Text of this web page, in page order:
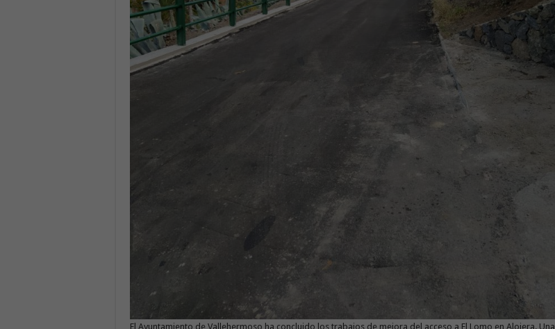
El Ayuntamiento de Vallehermoso ha concluido los trabajos de mejora del acceso a El Lomo en Alojera. Una